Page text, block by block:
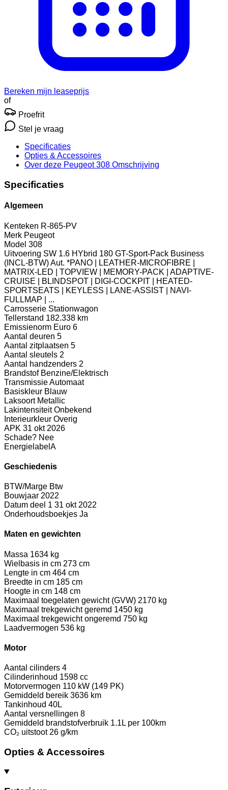
Bereken mijn leaseprijs
of
Proefrit
Stel je vraag
Specificaties
Opties & Accessoires
Over deze Peugeot 308 Omschrijving
Specificaties
Algemeen
Kenteken R-865-PV
Merk Peugeot
Model 308
Uitvoering SW 1.6 HYbrid 180 GT-Sport-Pack Business
(INCL-BTW) Aut. *PANO | LEATHER-MICROFIBRE |
MATRIX-LED | TOPVIEW | MEMORY-PACK | ADAPTIVE-
CRUISE | BLINDSPOT | DIGI-COCKPIT | HEATED-
SPORTSEATS | KEYLESS | LANE-ASSIST | NAVI-
FULLMAP | ...
Carrosserie Stationwagon
Tellerstand 182.338 km
Emissienorm Euro 6
Aantal deuren 5
Aantal zitplaatsen 5
Aantal sleutels 2
Aantal handzenders 2
Brandstof Benzine/Elektrisch
TransmissieAutomaat
Basiskleur Blauw
Laksoort Metallic
Lakintensiteit Onbekend
Interieurkleur Overig
APK 31 okt 2026
Schade? Nee
Energielabel A
Geschiedenis
BTW/Marge Btw
Bouwjaar 2022
Datum deel 1 31 okt 2022
Onderhoudsboekjes Ja
Maten en gewichten
Massa 1634 kg
Wielbasis in cm 273 cm
Lengte in cm 464 cm
Breedte in cm 185 cm
Hoogte in cm 148 cm
Maximaal toegelaten gewicht (GVW) 2170 kg
Maximaal trekgewicht geremd 1450 kg
Maximaal trekgewicht ongeremd 750 kg
Laadvermogen 536 kg
Motor
Aantal cilinders 4
Cilinderinhoud 1598 cc
Motorvermogen 110 kW (149 PK)
Gemiddeld bereik 3636 km
Tankinhoud 40L
Aantal versnellingen 8
Gemiddeld brandstofverbruik 1.1L per 100km
CO₂ uitstoot 26 g/km
Opties & Accessoires